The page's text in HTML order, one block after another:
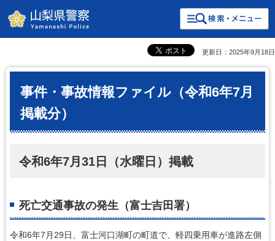
山梨県警察 検索・共通メニュー
更新日：2025年9月18日
事件・事故情報ファイル（令和6年7月
掲載分）
令和6年7月31日（水曜日）掲載
死亡交通事故の発生（富士吉田署）
令和6年7月29日、富士河口湖町の町道で、軽四乗用車が進路左側